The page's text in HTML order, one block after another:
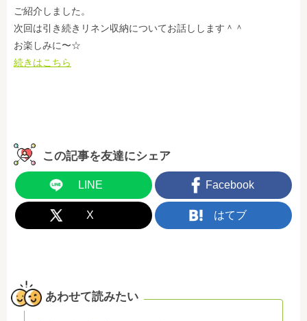
ご紹介しました。
次回は引き続きリネン収納についてお話しします＾＾
お楽しみに〜☆
続きはこちら
この記事を友達にシェア
LINE Facebook
X はてブ
あわせて読みたい